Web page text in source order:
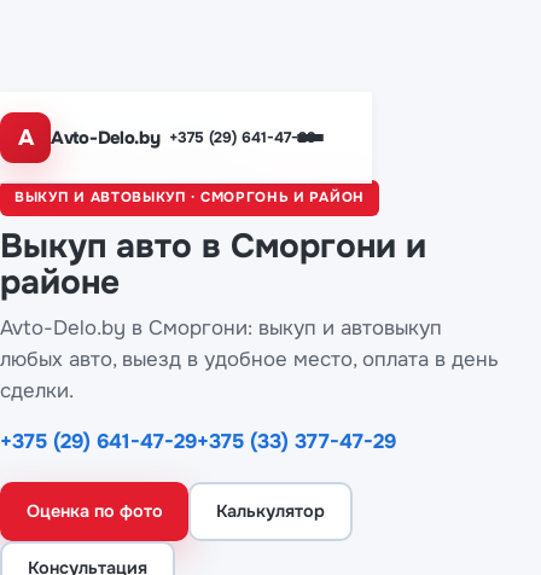
A Avto-Delo.by +375 (29) 641-47-29
Главная / Сморгонь
ВЫКУП И АВТОВЫКУП · СМОРГОНЬ И РАЙОН
Выкуп авто в Сморгони и
районе
Avto-Delo.by в Сморгони: выкуп и автовыкуп
любых авто, выезд в удобное место, оплата в день
сделки.
+375 (29) 641-47-29+375 (33) 377-47-29
Оценка по фото Калькулятор
Консультация